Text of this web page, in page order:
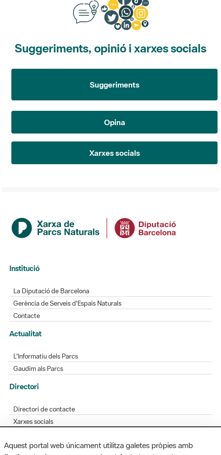
Suggeriments, opinió i xarxes socials
Suggeriments
Opina
Xarxes socials
Institució
La Diputació de Barcelona
Gerència de Serveis d'Espais Naturals
Contacte
Actualitat
L'Informatiu dels Parcs
Gaudim als Parcs
Directori
Directori de contacte
Xarxes socials
Bústia de suggeriments
Aquest portal web únicament utilitza galetes pròpies amb